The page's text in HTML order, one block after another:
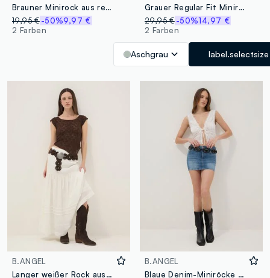
Brauner Minirock aus reiner Viskose mit Volants
19,95 €-50%9,97 €
2 Farben
Grauer Regular Fit Minirock mit Gürtel
29,95 € -50%14,97 €
2 Farben
Aschgrau label.selectsize
B.ANGEL
Langer weißer Rock aus Baumwollmischung, regular fit mit Stickereien
B.ANGEL
Blaue Denim-Miniröcke aus Stretch-Baumwolle